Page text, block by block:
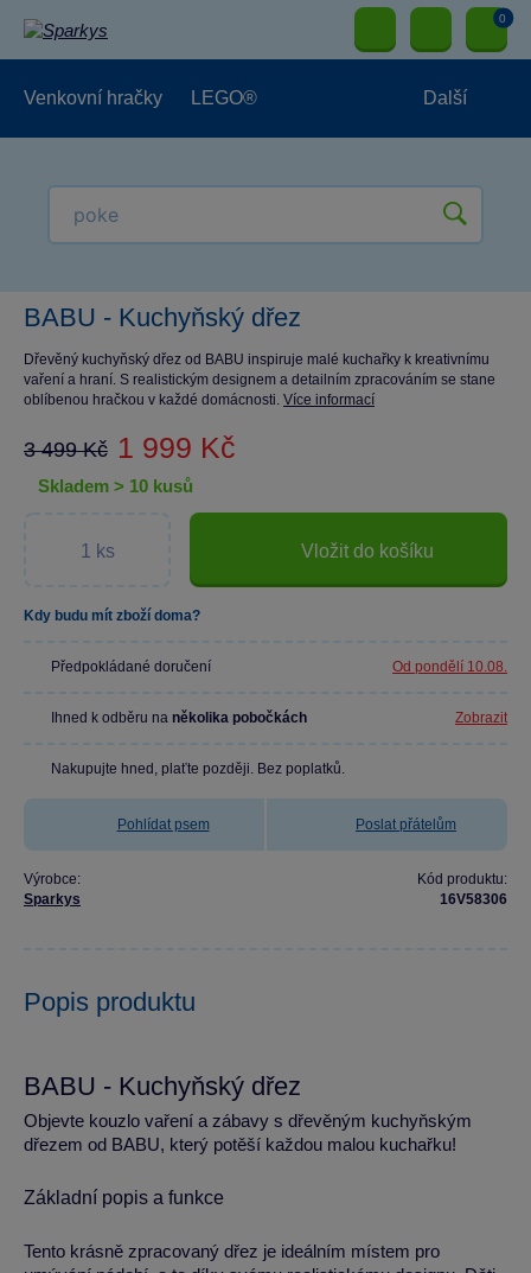
0
Venkovní hračky LEGO® Další
BABU - Kuchyňský dřez
Dřevěný kuchyňský dřez od BABU inspiruje malé kuchařky k kreativnímu
vaření a hraní. S realistickým designem a detailním zpracováním se stane
oblíbenou hračkou v každé domácnosti. Více informací
3 499 Kč 1 999 Kč
skladem > 10 kusů
Vložit do košíku
Kdy budu mít zboží doma?
Předpokládané doručení Od pondělí 10.08.
Ihned k odběru na několika pobočkách Zobrazit
Nakupujte hned, plaťte později. Bez poplatků.
Pohlídat psem Poslat přátelům
Výrobce:
Sparkys
Kód produktu:
16V58306
Popis produktu
BABU - Kuchyňský dřez
Objevte kouzlo vaření a zábavy s dřevěným kuchyňským
dřezem od BABU, který potěší každou malou kuchařku!
Základní popis a funkce
Tento krásně zpracovaný dřez je ideálním místem pro